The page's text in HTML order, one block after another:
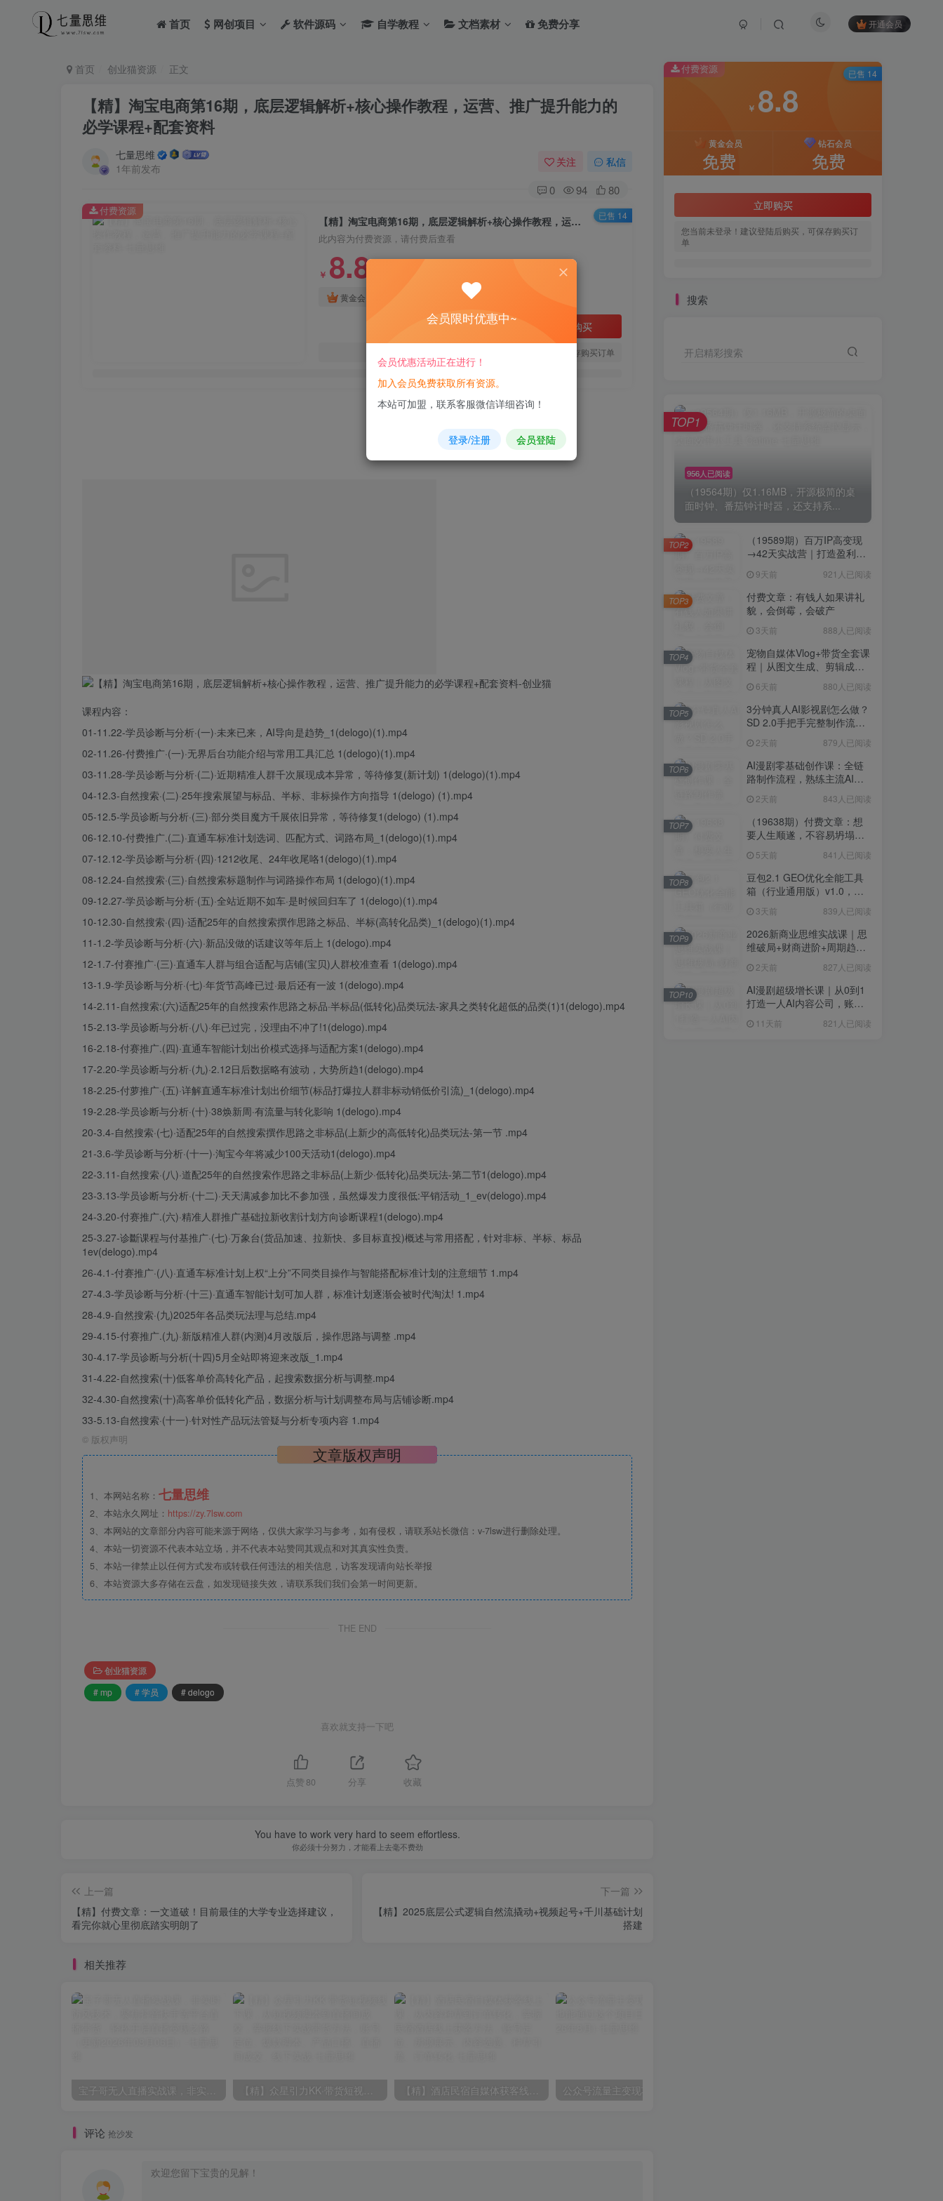
首页 网创项目 软件源码 自学教程 文档素材 免费分享 开通会员
首页 创业猫资源 正文
【精】淘宝电商第16期，底层逻辑解析+核心操作教程，运营、推广提升能力的
必学课程+配套资料
七量思维
1年前发布
关注 私信
0 94 80
【精】淘宝电商第16期，底层逻辑解析+核心操作教程，运营、推广提升能力的必学课程+配套资料
此内容为付费资源，请付费后查看
￥ 8.8
黄金会员 免费
立即购买
您当前未登录！建议登陆后购买，可保存购买订单
付费资源 已售 14
课程内容：
01-11.22-学员诊断与分析·(一)·未来已来，AI导向是趋势_1(delogo)(1).mp4
02-11.26-付费推广·(一)·无界后台功能介绍与常用工具汇总 1(delogo)(1).mp4
03-11.28-学员诊断与分析·(二)·近期精准人群千次展现成本异常，等待修复(新计划) 1(delogo)(1).mp4
04-12.3-自然搜索·(二)·25年搜索展望与标品、半标、非标操作方向指导 1(delogo) (1).mp4
05-12.5-学员诊断与分析·(三)·部分类目魔方千展依旧异常，等待修复1(delogo) (1).mp4
06-12.10-付费推广.(二)·直通车标准计划选词、匹配方式、词路布局_1(delogo)(1).mp4
07-12.12-学员诊断与分析·(四)·1212收尾、24年收尾咯1(delogo)(1).mp4
08-12.24-自然搜索·(三)·自然搜索标题制作与词路操作布局 1(delogo)(1).mp4
09-12.27-学员诊断与分析·(五)·全站近期不如车·是时候回归车了 1(delogo)(1).mp4
10-12.30-自然搜索·(四)·适配25年的自然搜索撰作思路之标品、半标(高转化品类)_1(delogo)(1).mp4
11-1.2-学员诊断与分析·(六)·新品没做的话建议等年后上 1(delogo).mp4
12-1.7-付赛推广·(三)·直通车人群与组合适配与店铺(宝贝)人群校准查看 1(delogo).mp4
13-1.9-学员诊断与分析·(七)·年货节高峰已过·最后还有一波 1(delogo).mp4
14-2.11-自然搜索:(六)适配25年的自然搜索作思路之标品·半标品(低转化)品类玩法-家具之类转化超低的品类(1)1(delogo).mp4
15-2.13-学员诊断与分析·(八)·年已过完，没理由不冲了!1(delogo).mp4
16-2.18-付赛推广.(四)·直通车智能计划出价模式选择与适配方案1(delogo).mp4
17-2.20-学员诊断与分析·(九)·2.12日后数据略有波动，大势所趋1(delogo).mp4
18-2.25-付萝推广·(五)·详解直通车标准计划出价细节(标品打爆拉人群非标动销低价引流)_1(delogo).mp4
19-2.28-学员诊断与分析·(十)·38焕新周·有流量与转化影响 1(delogo).mp4
20-3.4-自然搜索·(七)·适配25年的自然搜索撰作思路之非标品(上新少的高低转化)品类玩法-第一节 .mp4
21-3.6-学员诊断与分析·(十一)·淘宝今年将减少100天活动1(delogo).mp4
22-3.11-自然搜索·(八)·道配25年的自然搜索作思路之非标品(上新少·低转化)品类玩法-第二节1(delogo).mp4
23-3.13-学员诊断与分析·(十二)·天天满减参加比不参加强，虽然爆发力度很低:平销活动_1_ev(delogo).mp4
24-3.20-付赛推广.(六)·精准人群推广基础拉新收割计划方向诊断课程1(delogo).mp4
25-3.27-诊斷课程与付基推广·(七)·万象台(货品加速、拉新快、多目标直投)概述与常用搭配，针对非标、半标、标品
1ev(delogo).mp4
26-4.1-付赛推广·(八)·直通车标准计划上权“上分”不同类目操作与智能搭配标准计划的注意细节 1.mp4
27-4.3-学员诊断与分析·(十三)·直通车智能计划可加人群，标准计划逐渐会被时代淘汰! 1.mp4
28-4.9-自然搜索·(九)2025年各品类玩法理与总结.mp4
29-4.15-付赛推广.(九)·新版精准人群(内测)4月改版后，操作思路与调整 .mp4
30-4.17-学员诊断与分析(十四)5月全站即将迎来改版_1.mp4
31-4.22-自然搜索(十)低客单价高转化产品，起搜索数据分析与调整.mp4
32-4.30-自然搜索(十)高客单价低转化产品，数据分析与计划调整布局与店铺诊断.mp4
33-5.13-自然搜索·(十一)·针对性产品玩法管疑与分析专项内容 1.mp4
© 版权声明
文章版权声明
1、本网站名称： 七量思维
2、本站永久网址： https://zy.7lsw.com
3、本网站的文章部分内容可能来源于网络，仅供大家学习与参考，如有侵权，请联系站长微信：v-7lsw进行删除处理。
4、本站一切资源不代表本站立场，并不代表本站赞同其观点和对其真实性负责。
5、本站一律禁止以任何方式发布或转载任何违法的相关信息，访客发现请向站长举报
6、本站资源大多存储在云盘，如发现链接失效，请联系我们我们会第一时间更新。
THE END
创业猫资源
# mp
# 学员 # delogo
喜欢就支持一下吧
点赞 80 分享 收藏
You have to work very hard to seem effortless.
你必须十分努力，才能看上去毫不费劲
上一篇
【精】付费文章：一文道破！目前最佳的大学专业选择建议，
看完你就心里彻底踏实明朗了
下一篇
【精】2025底层公式逻辑自然流撬动+视频起号+千川基础计划
搭建
相关推荐
宝子哥无人直播实战课，非实时防风技术，聚焦抖音快手等平台直播带货，轻松开启直播变现之路（更新2026年08月06日） 【精】众星引力KK·带货短视频线下课，从短视频脚本到直播间成交，掌握线下实战带货方法，账号定位、爆款脚本、产品口播、直播间成交、线下实战 【精】酒店民宿自媒体获客线上课，从内容种草到订单转化，掌握民宿酒店线上获客方法，账号定位、房源展示、内容选题、种草引流、订单转化
评论 抢沙发
付费资源
￥ 8.8
黄金会员
免费
钻石会员
免费
立即购买
您当前未登录！建议登陆后购买，可保存购买订
单
已售 14
搜索
开启精彩搜索
956人已阅读
（19564期）仅1.16MB，开源极简的桌
面时钟、番茄钟计时器，还支持系...
TOP1
（19589期）百万IP高变现
→42天实战营｜打造盈利赚
域转化批量成交积累客户案
例
9天前 921人已阅读
TOP2
付费文章：有钱人如果讲礼
貌，会倒霉，会破产
3天前 888人已阅读
TOP3
宠物自媒体Vlog+带货全套课
程｜从图文生成、剪辑成片
6天前 880人已阅读
TOP4
3分钟真人AI影视剧怎么做？
SD 2.0手把手完整制作流程
无限生成
2天前 879人已阅读
TOP5
AI漫剧零基础创作课：全链
路制作流程，熟练主流AI工
2天前 843人已阅读
TOP6
（19638期）付费文章：想
要人生顺遂，不容易坍塌，
5天前 841人已阅读
TOP7
豆包2.1 GEO优化全能工具
箱（行业通用版）v1.0，会
景 3天前 839人已阅读
TOP8
2026新商业思维实战课｜思
维破局+财商进阶+周期趋势
度解析全体系
2天前 827人已阅读
TOP9
AI漫剧超级增长课｜从0到1
打造一人AI内容公司，账号
流程实战
11天前 821人已阅读
TOP10
会员限时优惠中~
会员优惠活动正在进行！
加入会员免费获取所有资源。
本站可加盟，联系客服微信详细咨询！
登录/注册 会员登陆